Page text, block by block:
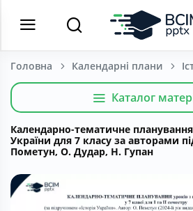
Головна Календарні плани
Каталог
Календарно-тематичне планування
України для 7 класу за авторами
Пометун, О. Дудар, Н. Гупан